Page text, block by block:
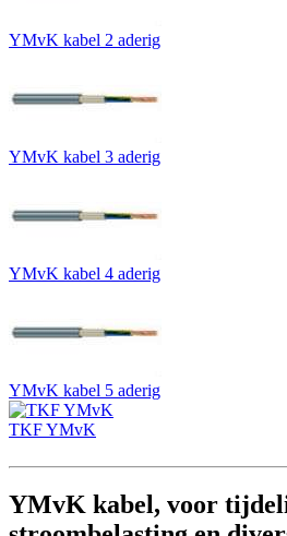
YMvK kabel 2 aderig
YMvK kabel 3 aderig
YMvK kabel 4 aderig
YMvK kabel 5 aderig
TKF YMvK
YMvK kabel, voor